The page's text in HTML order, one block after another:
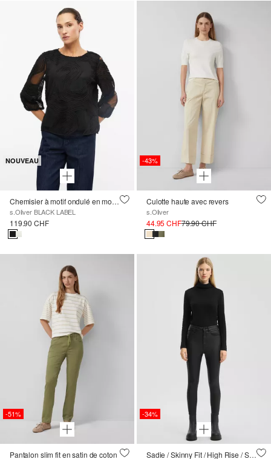
NOUVEAU
Chemisier à motif ondulé en mousseline
s.Oliver BLACK LABEL
119.90 CHF
-43%
Culotte haute avec revers
s.Oliver
44.95 CHF79.90 CHF
-51%
Pantalon slim fit en satin de coton
-34%
Sadie / Skinny Fit / High Rise / Skinny Leg / Longueur de la cheville avec revêtement